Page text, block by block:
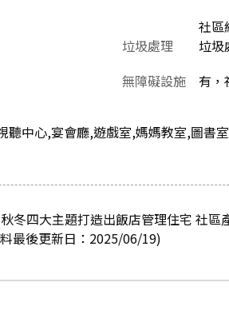
垃圾處理
社區
垃圾
無障礙設施
有，
聽中心,宴會廳,遊戲室,媽媽教室,圖書
冬四大主題打造出飯店管理住宅 社區
最後更新日：2025/06/19)